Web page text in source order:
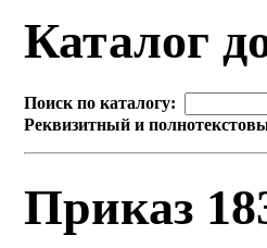
Каталог
Поиск по каталогу:
Реквизитный и
Приказ